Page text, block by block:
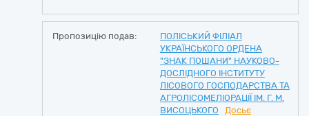
Пропозицію подав:
ПОЛІСЬКИЙ ФІЛІАЛ
УКРАЇНСЬКОГО ОРДЕНА
"ЗНАК ПОШАНИ" НАУКОВО-
ДОСЛІДНОГО ІНСТИТУТУ
ЛІСОВОГО ГОСПОДАРСТВА ТА
АГРОЛІСОМЕЛІОРАЦІЇ ІМ. Г. М.
ВИСОЦЬКОГО
Досьє